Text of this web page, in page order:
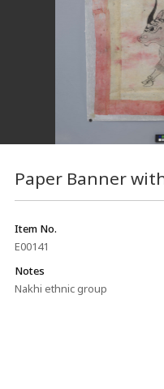
Paper Banner
Item No.
E00141
Notes
Nakhi ethnic group